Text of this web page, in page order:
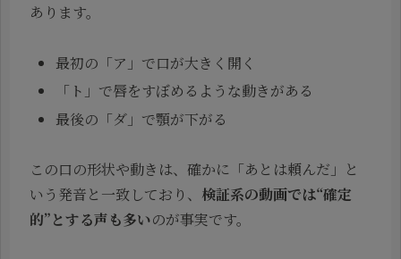
あります。
最初の「ア」で口が大きく開く
「ト」で唇をすぼめるような動きがある
最後の「ダ」で顎が下がる
この口の形状や動きは、確かに「あとは頼んだ」と
いう発音と一致しており、 検証系の動画では“確定
的”とする声も多いのが事実です。